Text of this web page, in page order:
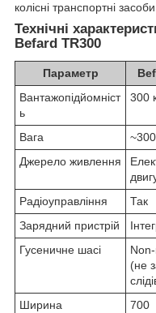
колісні транспортні
Технічні
Befard TR300
Параметр
Вантажопідйомніст
ь
300
Вага ~300
Джерело живлення
Радіоуправління
Так
Зарядний пристрій
Гусеничне шасі
(не
Ширина
700